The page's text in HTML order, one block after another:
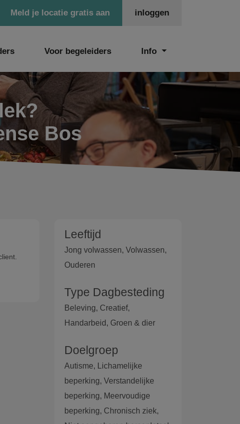
inloggen
Meld je locatie gratis aan
Voor begeleiders Info
Bos
Leeftijd
Jong volwassen, Volwassen,
Ouderen
Type Dagbesteding
Beleving, Creatief,
Handarbeid, Groen & dier
Doelgroep
Autisme, Lichamelijke
beperking, Verstandelijke
beperking, Meervoudige
beperking, Chronisch ziek,